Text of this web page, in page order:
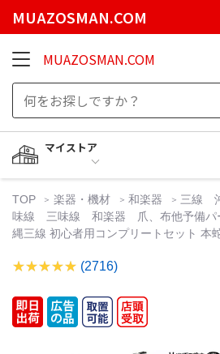
MUAZOSMAN.COM
MUAZOSMAN.COM
マイストア
TOP 楽器・機材 和楽器
三線
味線 三味線 和楽器 爪、布他予備パ
縄三線 初心者用コンプリートセット 本
(2716)